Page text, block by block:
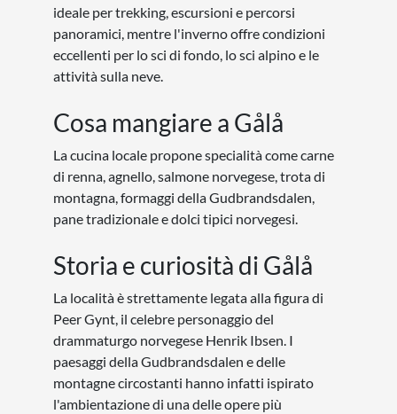
ideale per trekking, escursioni e percorsi
panoramici, mentre l'inverno offre condizioni
eccellenti per lo sci di fondo, lo sci alpino e le
attività sulla neve.
Cosa mangiare a Gålå
La cucina locale propone specialità come carne
di renna, agnello, salmone norvegese, trota di
montagna, formaggi della Gudbrandsdalen,
pane tradizionale e dolci tipici norvegesi.
Storia e curiosità di Gålå
La località è strettamente legata alla figura di
Peer Gynt, il celebre personaggio del
drammaturgo norvegese Henrik Ibsen. I
paesaggi della Gudbrandsdalen e delle
montagne circostanti hanno infatti ispirato
l'ambientazione di una delle opere più